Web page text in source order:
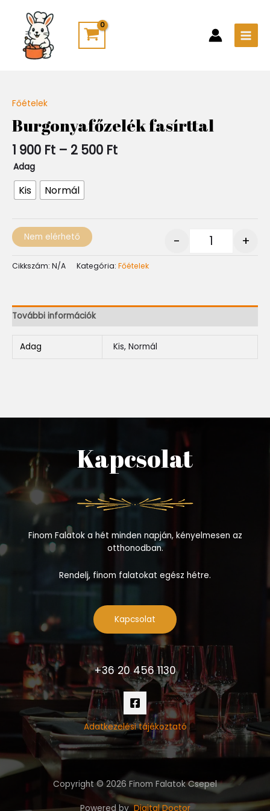
content
Főételek
Burgonyafőzelék fasírttal
1 900 Ft – 2 500 Ft
900 Ft
-
2
Adag
Kis Normál
- +
Nem elérhető
Cikkszám: N/A Kategória: Főételek
További információk
Adag Kis, Normál
Kapcsolat
Finom Falatok a hét minden napján, kényelmesen az
otthonodban.
Rendelj, finom falatokat egész hétre.
Kapcsolat
+36 20 456 1130
Adatkezelési tájékoztató
Copyright © 2026 Finom Falatok Csepel
Powered byDigital Doctor